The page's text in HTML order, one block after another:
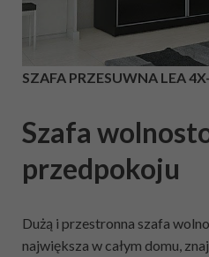
SZAFA PRZESUWNA LEA
Szafa
przedpokoju
Dużą i przestronna szafa
największa w całym domu,